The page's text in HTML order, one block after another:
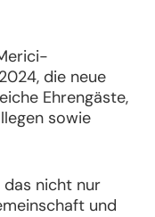
die neue
Ehrengäste,
sowie
das nicht nur
und